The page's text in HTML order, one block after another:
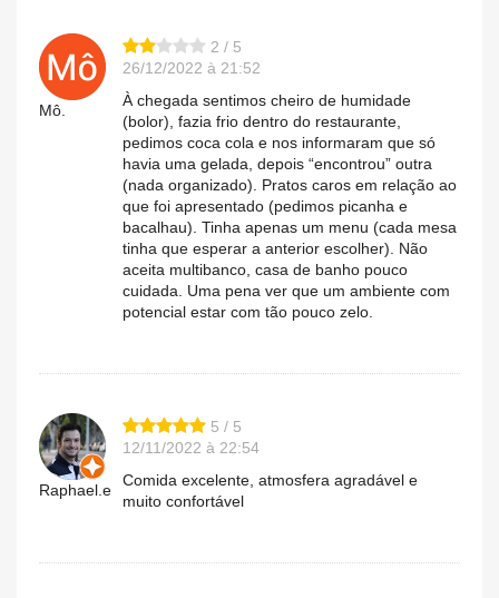
Mô.
2 / 5
26/12/2022 à 21:52
À chegada sentimos cheiro de humidade
(bolor), fazia frio dentro do restaurante,
pedimos coca cola e nos informaram que só
havia uma gelada, depois “encontrou” outra
(nada organizado). Pratos caros em relação ao
que foi apresentado (pedimos picanha e
bacalhau). Tinha apenas um menu (cada mesa
tinha que esperar a anterior escolher). Não
aceita multibanco, casa de banho pouco
cuidada. Uma pena ver que um ambiente com
potencial estar com tão pouco zelo.
Raphael.e
5 / 5
12/11/2022 à 22:54
Comida excelente, atmosfera agradável e
muito confortável